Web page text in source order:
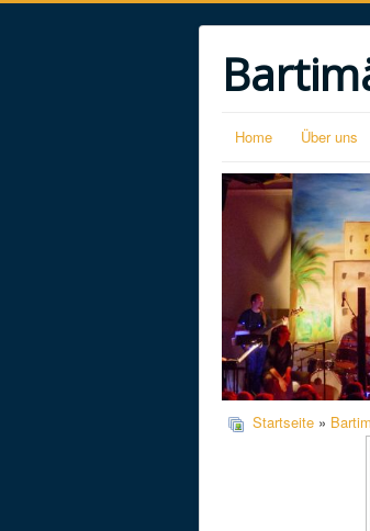
Home Über uns
Startseite »